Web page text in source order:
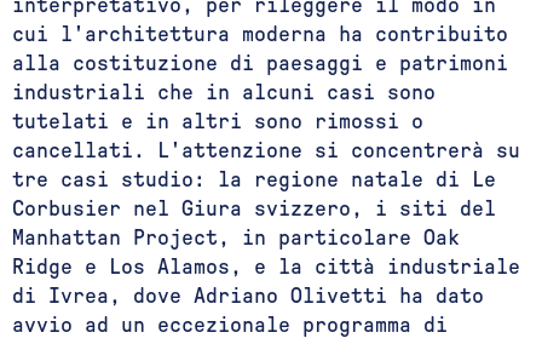
interpretativo, per rileggere il modo in
cui l'architettura moderna ha contribuito
alla costituzione di paesaggi e patrimoni
industriali che in alcuni casi sono
tutelati e in altri sono rimossi o
cancellati. L'attenzione si concentrerà su
tre casi studio: la regione natale di Le
Corbusier nel Giura svizzero, i siti del
Manhattan Project, in particolare Oak
Ridge e Los Alamos, e la città industriale
di Ivrea, dove Adriano Olivetti ha dato
avvio ad un eccezionale programma di